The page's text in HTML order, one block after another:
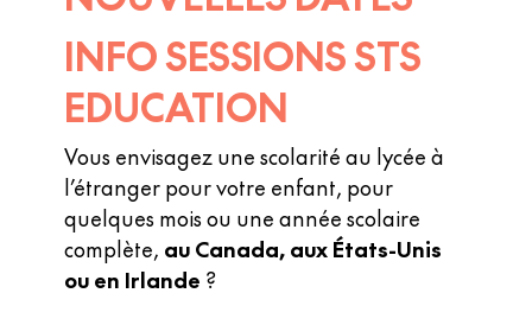
INFO SESSIONS STS
EDUCATION
Vous envisagez une scolarité au lycée à
l’étranger pour votre enfant, pour
quelques mois ou une année scolaire
complète, au Canada, aux États-Unis
ou en Irlande ?